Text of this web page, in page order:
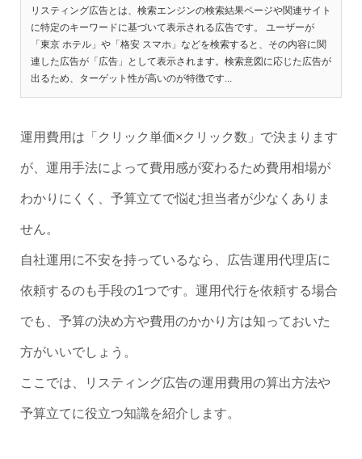
リスティング広告とは、検索エンジンの検索結果ページや関連サイト
に特定のキーワードに基づいて表示される広告です。 ユーザーが
「東京 ホテル」や「格安 スマホ」などを検索すると、その内容に関
連した広告が「広告」として表示されます。検索意図に応じた広告が
出るため、ターゲット性が高いのが特徴です...
運用費用は「クリック単価×クリック数」で決まります
が、運用手法によって費用感が変わるため費用相場が
わかりにくく、予算立てで悩む担当者が少なくありま
せん。
自社運用に不安を持っているなら、広告運用代理店に
依頼するのも手段の1つです。運用代行を依頼する場合
でも、予算の決め方や費用のかかり方は知っておいた
方がいいでしょう。
ここでは、リスティング広告の運用費用の算出方法や
予算立てに役立つ知識を紹介します。